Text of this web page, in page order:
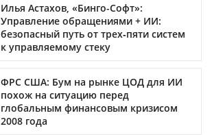
Илья Астахов, «Бинго-Софт»:
Управление обращениями + ИИ:
безопасный путь от трех‑пяти систем
к управляемому стеку
ФРС США: Бум на рынке ЦОД для ИИ
похож на ситуацию перед
глобальным финансовым кризисом
2008 года